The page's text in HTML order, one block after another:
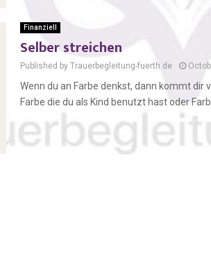
Finanziell
Selber streichen
Published by Trauerbegleitung-fuerth.de
Wenn du an Farbe denkst, dann kommt dir
Farbe die du als Kind benutzt hast oder